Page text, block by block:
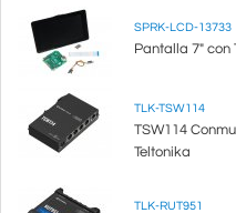
SPRK-LCD-13733
Pantalla 7" con
TLK-TSW114
TSW114
Teltonika
TLK-RUT951